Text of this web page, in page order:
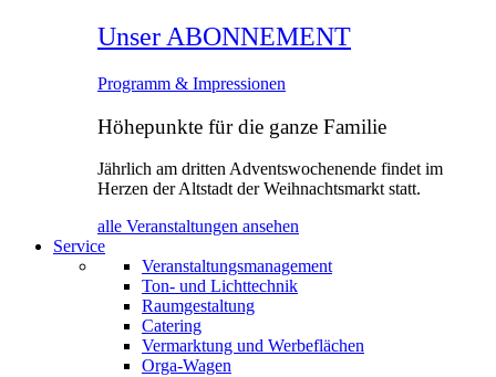
Unser ABONNEMENT
Programm & Impressionen
Höhepunkte für die ganze Familie
Jährlich am dritten Adventswochenende findet im
Herzen der Altstadt der Weihnachtsmarkt statt.
alle Veranstaltungen ansehen
Service
Veranstaltungsmanagement
Ton- und Lichttechnik
Raumgestaltung
Catering
Vermarktung und Werbeflächen
Orga‑Wagen